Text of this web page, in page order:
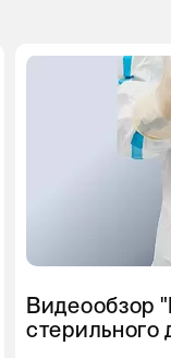
Видеообзор
стерильного